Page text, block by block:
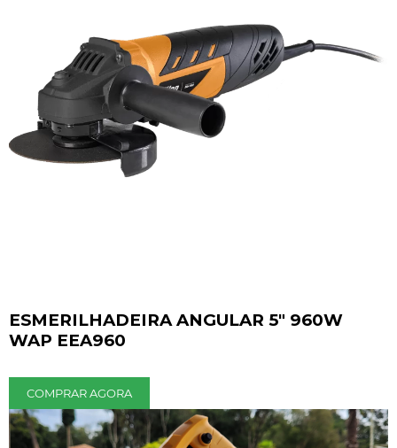
ESMERILHADEIRA ANGULAR 5" 960W
WAP EEA960
COMPRAR AGORA